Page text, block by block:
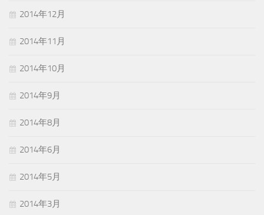
2014年12月
2014年11月
2014年10月
2014年9月
2014年8月
2014年6月
2014年5月
2014年3月